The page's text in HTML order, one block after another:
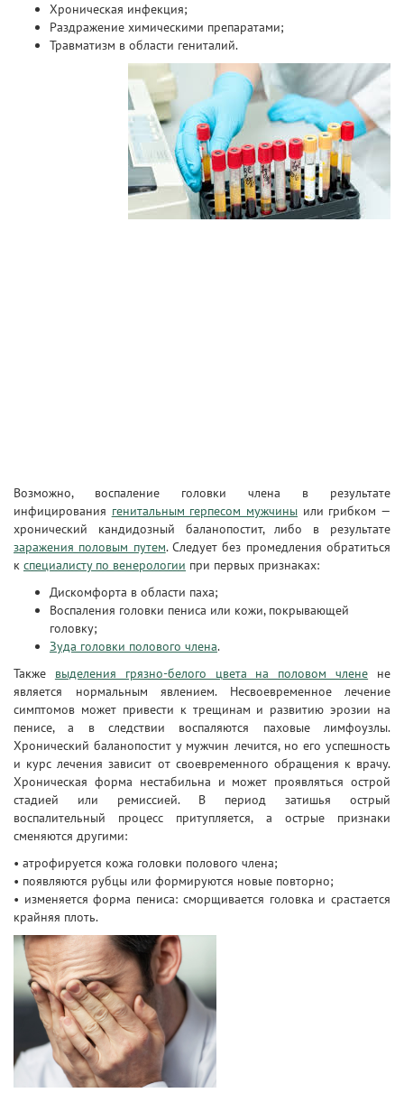
Хроническая инфекция;
Раздражение химическими препаратами;
Травматизм в области гениталий.
Возможно, воспаление головки члена в результате
инфицирования генитальным герпесом мужчины или грибком —
хронический кандидозный баланопостит, либо в результате
заражения половым путем. Следует без промедления обратиться
к специалисту по венерологии при первых признаках:
Дискомфорта в области паха;
Воспаления головки пениса или кожи, покрывающей
головку;
Зуда головки полового члена.
Также выделения грязно-белого цвета на половом члене не
является нормальным явлением. Несвоевременное лечение
симптомов может привести к трещинам и развитию эрозии на
пенисе, а в следствии воспаляются паховые лимфоузлы.
Хронический баланопостит у мужчин лечится, но его успешность
и курс лечения зависит от своевременного обращения к врачу.
Хроническая форма нестабильна и может проявляться острой
стадией или ремиссией. В период затишья острый
воспалительный процесс притупляется, а острые признаки
сменяются другими:
• атрофируется кожа головки полового члена;
• появляются рубцы или формируются новые повторно;
• изменяется форма пениса: сморщивается головка и срастается
крайняя плоть.